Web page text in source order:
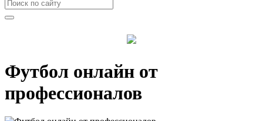
Футбол онлайн от
профессионалов